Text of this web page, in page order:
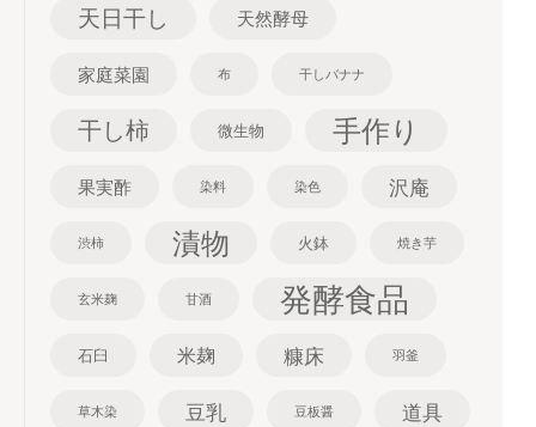
天日干し 天然酵母
家庭菜園 布 干しバナナ
干し柿 微生物 手作り
果実酢 染料 染色 沢庵
渋柿 漬物 火鉢 焼き芋
玄米麹 甘酒 発酵食品
石臼 米麹 糠床 羽釜
草木染 豆乳 豆板醤 道具